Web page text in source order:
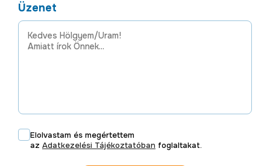
Üzenet
Elolvastam és megértettem
az Adatkezelési Tájékoztatóban foglaltakat.